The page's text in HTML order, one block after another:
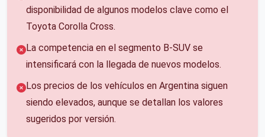
disponibilidad de algunos modelos clave como el
Toyota Corolla Cross.
La competencia en el segmento B-SUV se
intensificará con la llegada de nuevos modelos.
Los precios de los vehículos en Argentina siguen
siendo elevados, aunque se detallan los valores
sugeridos por versión.